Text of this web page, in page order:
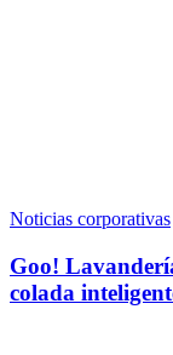
Noticias corporativas
Goo!
colada